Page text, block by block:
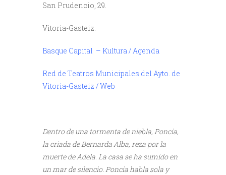
San Prudencio, 29.
Vitoria-Gasteiz.
Basque Capital – Kultura / Agenda
Red de Teatros Municipales del Ayto. de
Vitoria-Gasteiz / Web
Dentro de una tormenta de niebla, Poncia,
la criada de Bernarda Alba, reza por la
muerte de Adela. La casa se ha sumido en
un mar de silencio. Poncia habla sola y